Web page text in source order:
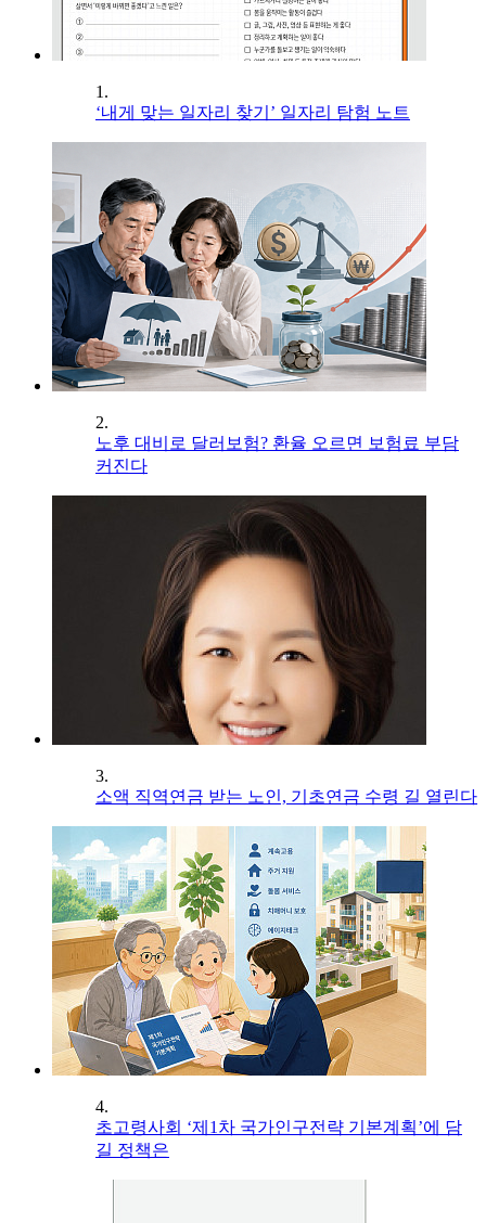
1.
‘내게 맞는 일자리 찾기’ 일자리 탐험 노트
2.
노후 대비로 달러보험? 환율 오르면 보험료 부담
커진다
3.
소액 직역연금 받는 노인, 기초연금 수령 길 열린다
4.
초고령사회 ‘제1차 국가인구전략 기본계획’에 담
길 정책은